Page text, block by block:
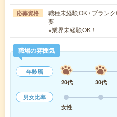
応募資格
職種未経験OK / ブラン
要
※業界未経験OK！
職場の雰囲気
年齢層
20代
30代
男女比率
女性